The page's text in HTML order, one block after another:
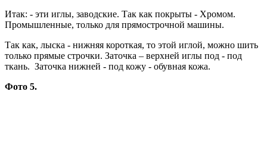
Итак: - эти иглы, заводские. Так как покрыты - Хромом.
Промышленные, только для прямострочной машины.
Так как, лыска - нижняя короткая, то этой иглой, можно шить
только прямые строчки. Заточка – верхней иглы под - под
ткань. Заточка нижней - под кожу - обувная кожа.
Фото 5.